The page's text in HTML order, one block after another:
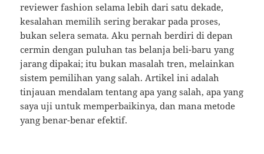
reviewer fashion selama lebih dari satu dekade,
kesalahan memilih sering berakar pada proses,
bukan selera semata. Aku pernah berdiri di depan
cermin dengan puluhan tas belanja beli-baru yang
jarang dipakai; itu bukan masalah tren, melainkan
sistem pemilihan yang salah. Artikel ini adalah
tinjauan mendalam tentang apa yang salah, apa yang
saya uji untuk memperbaikinya, dan mana metode
yang benar-benar efektif.